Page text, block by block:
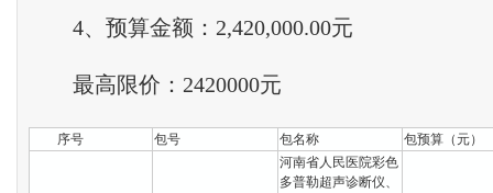
4、预算金额：2,420,000.00元
最高限价：2420000元
序号 包号 包名称 包预算（元）
河南省人民医院彩色
多普勒超声诊断仪、